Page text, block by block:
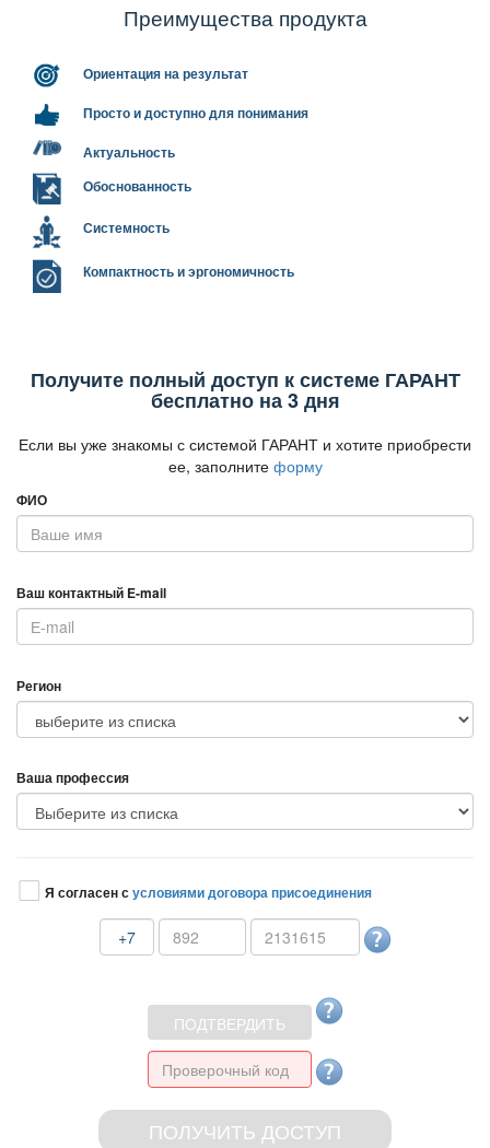
Преимущества продукта
Ориентация на результат
Просто и доступно для понимания
Актуальность
Обоснованность
Системность
Компактность и эргономичность
Получите полный доступ к системе ГАРАНТ
есплатно на 3 дня
Если вы уже знакомы с системой ГАРАНТ и хотите приобрести
ее, заполните форму
ФИО
аш контактный E-mail
Регион
аша профессия
Я согласен сусловиями договора присоединения
+7